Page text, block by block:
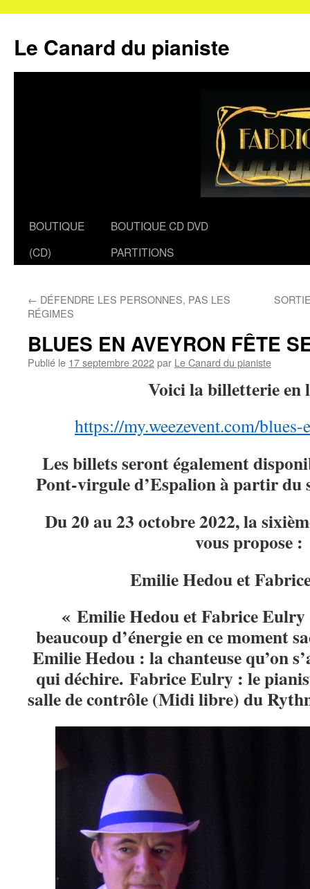
Le Canard du pianiste
Aller
BOUTIQUE
(CD)
BOUTIQUE CD DVD
PARTITIONS
← DÉFENDRE LES PERSONNES, PAS LES
RÉGIMES
BLUES EN AVEYRON FÊTE
Publié le 17 septembre 2022par Le Canard du pianiste
Voici la billetterie en
https://my.weezevent.com/
Les billets seront également
Pont-virgule d’Espalion à partir du
Du 20 au 23 octobre 2022, la
vous propose :
Emilie Hedou et
« Emilie Hedou et Fabrice Eulry
beaucoup d’énergie en ce moment
Emilie Hedou : la chanteuse qu’on
qui déchire. Fabrice Eulry : le
salle de contrôle (Midi libre) du